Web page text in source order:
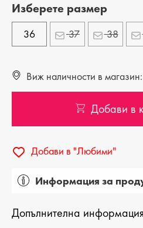
Изберете размер
36 37 38
Виж наличности в магазин:
Добави в
Добави в "Любими"
Информация за
Вид на продукта:
Допълнителна